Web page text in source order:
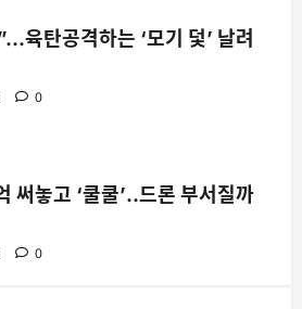
육탄공격하는 ‘모기 덫’ 날려
0
써놓고 ‘쿨쿨’‥드론 부서질까
0